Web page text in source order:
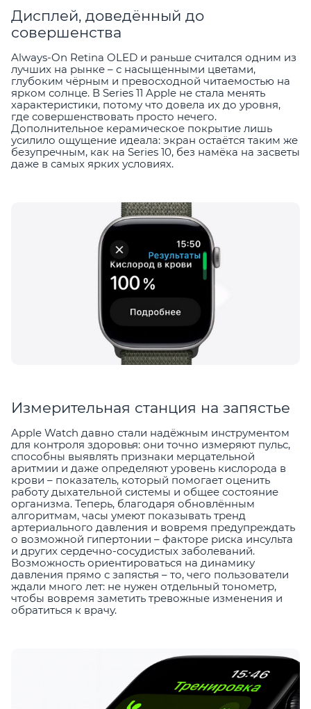
Дисплей, доведённый до
совершенства
Always-On Retina OLED и раньше считался одним из
лучших на рынке – с насыщенными цветами,
глубоким чёрным и превосходной читаемостью на
ярком солнце. В Series 11 Apple не стала менять
характеристики, потому что довела их до уровня,
где совершенствовать просто нечего.
Дополнительное керамическое покрытие лишь
усилило ощущение идеала: экран остаётся таким же
безупречным, как на Series 10, без намёка на засветы
даже в самых ярких условиях.
Измерительная станция на запястье
Apple Watch давно стали надёжным инструментом
для контроля здоровья: они точно измеряют пульс,
способны выявлять признаки мерцательной
аритмии и даже определяют уровень кислорода в
крови – показатель, который помогает оценить
работу дыхательной системы и общее состояние
организма. Теперь, благодаря обновлённым
алгоритмам, часы умеют показывать тренд
артериального давления и вовремя предупреждать
о возможной гипертонии – факторе риска инсульта
и других сердечно-сосудистых заболеваний.
Возможность ориентироваться на динамику
давления прямо с запястья – то, чего пользователи
ждали много лет: не нужен отдельный тонометр,
чтобы вовремя заметить тревожные изменения и
обратиться к врачу.